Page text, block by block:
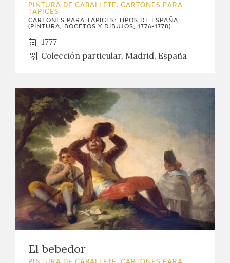
PINTURA DE CABALLETE. CARTONES PARA
TAPICES
CARTONES PARA TAPICES: TIPOS DE ESPAÑA
(PINTURA, BOCETOS Y DIBUJOS, 1776-1778)
1777
Colección particular, Madrid, España
El bebedor